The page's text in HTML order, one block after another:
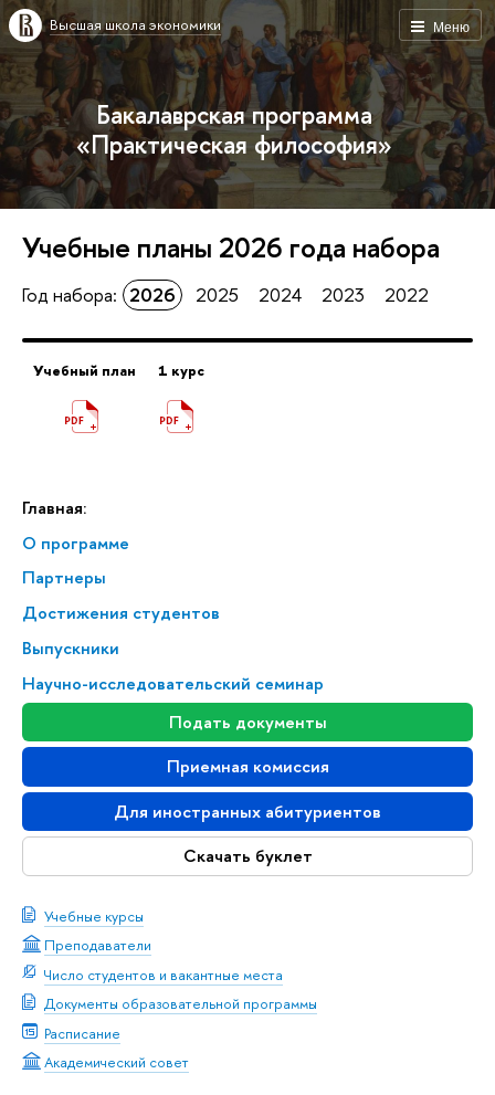
Меню
Высшая школа экономики
Бакалаврская программа
«Практическая философия»
Главная:
О программе
Партнеры
Достижения студентов
Выпускники
Научно-исследовательский семинар
Подать документы
Приемная комиссия
Для иностранных абитуриентов
Скачать буклет
Учебные курсы
Преподаватели
Число студентов и вакантные места
Документы образовательной программы
Расписание
Академический совет
Учебные планы 2026 года набора
Год набора: 2026 2025 2024 2023 2022
Учебный план 1 курс